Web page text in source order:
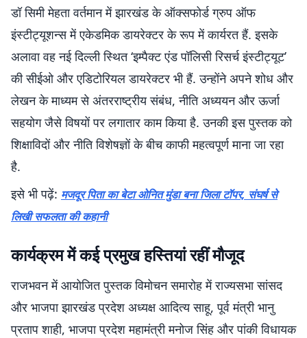
डॉ सिमी मेहता वर्तमान में झारखंड के ऑक्सफोर्ड ग्रुप ऑफ
इंस्टीट्यूशन्स में एकेडमिक डायरेक्टर के रूप में कार्यरत हैं. इसके
अलावा वह नई दिल्ली स्थित ‘इम्पैक्ट एंड पॉलिसी रिसर्च इंस्टीट्यूट’
की सीईओ और एडिटोरियल डायरेक्टर भी हैं. उन्होंने अपने शोध और
लेखन के माध्यम से अंतरराष्ट्रीय संबंध, नीति अध्ययन और ऊर्जा
सहयोग जैसे विषयों पर लगातार काम किया है. उनकी इस पुस्तक को
शिक्षाविदों और नीति विशेषज्ञों के बीच काफी महत्वपूर्ण माना जा रहा
है.
इसे भी पढ़ें: मजदूर पिता का बेटा ओनित मुंडा बना जिला टॉपर, संघर्ष से
लिखी सफलता की कहानी
कार्यक्रम में कई प्रमुख हस्तियां रहीं मौजूद
राजभवन में आयोजित पुस्तक विमोचन समारोह में राज्यसभा सांसद
और भाजपा झारखंड प्रदेश अध्यक्ष आदित्य साहू, पूर्व मंत्री भानु
प्रताप शाही, भाजपा प्रदेश महामंत्री मनोज सिंह और पांकी विधायक